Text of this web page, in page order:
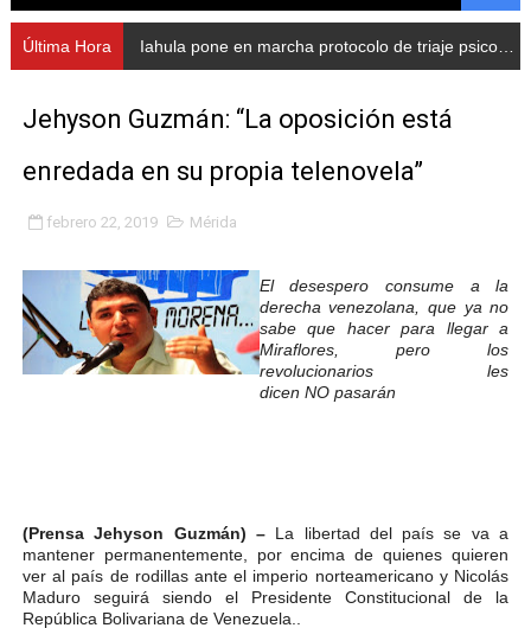
Balance semestral impulsa inclusión y atención a
Plan Vacacional Comunitario “Ríe 2026” recorre las
Alcaldía del Municipio Libertador realizó una jornada
Fundacite Mérida dicta taller gratuito de electrónica
INN-Mérida celebró el Lacto grado para promover el
Impulsan plan estratégico de seguridad ciudadana
Mérida impulsa desarrollo económico con taller de
Fomficc consolida alianzas e impulsa la economía
Inicia el plan vacacional Venezuela Renace en el
Entregan planta eléctrica para fortalecer la atención
Última Hora Iahula pone en marcha protocolo de triaje psicosocial para atender a rescatistas
Jehyson Guzmán: “La oposición está
enredada en su propia telenovela”
febrero 22, 2019 Mérida
El desespero consume a la
derecha venezolana, que ya no
sabe que hacer para llegar a
Miraflores, pero los
revolucionarios les
dicen NO pasarán
(Prensa Jehyson Guzmán) –La libertad del país se va a
mantener permanentemente, por encima de quienes quieren
ver al país de rodillas ante el imperio norteamericano y Nicolás
Maduro seguirá siendo el Presidente Constitucional de la
República Bolivariana de Venezuela..